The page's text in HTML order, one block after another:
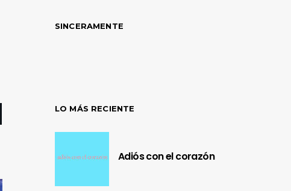
SINCERAMENTE
LO MÁS RECIENTE
Adiós con el corazón